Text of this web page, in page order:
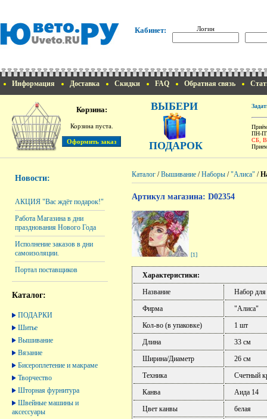
Кабинет: Логин
Информация Доставка Скидки FAQ Обратная связь
Корзина:
Корзина пуста.
ВЫБЕРИ
ПОДАРОК
ПН-
СБ,
Новости:
АКЦИЯ "Вас ждёт подарок!"
Работа Магазина в дни
празднования Нового Года
Исполнение заказов в дни
самоизоляции.
Портал поставщиков
Каталог:
ПОДАРКИ
Шитье
Вышивание
Вязание
Бисероплетение и макраме
Творчество
Шторная фурнитура
Швейные машины и
аксессуары
Каталог /Вышивание /Наборы /"Алиса" /
Артикул магазина: D02354
[1]
Характеристики:
Название
Набор
Фирма
"Алиса"
Кол-во (в упаковке)
1 шт
Длина
33 см
Ширина/Диаметр
26 см
Техника
Счетный
Канва
Аида 14
Цвет канвы
белая